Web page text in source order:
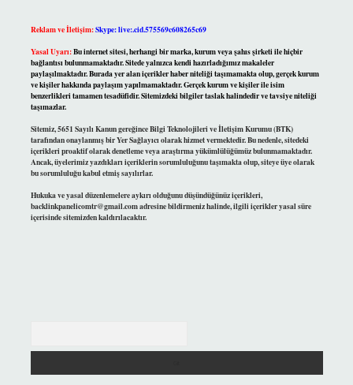
Reklam ve İletişim:Skype: live:.cid.575569c608265c69
Yasal Uyarı:Bu internet sitesi, herhangi bir marka, kurum veya şahıs şirketi ile hiçbir
bağlantısı bulunmamaktadır. Sitede yalnızca kendi hazırladığımız makaleler
paylaşılmaktadır. Burada yer alan içerikler haber niteliği taşımamakta olup, gerçek kurum
ve kişiler hakkında paylaşım yapılmamaktadır. Gerçek kurum ve kişiler ile isim
benzerlikleri tamamen tesadüfidir. Sitemizdeki bilgiler taslak halindedir ve tavsiye niteliği
taşımazlar.
Sitemiz, 5651 Sayılı Kanun gereğince Bilgi Teknolojileri ve İletişim Kurumu (BTK)
tarafından onaylanmış bir Yer Sağlayıcı olarak hizmet vermektedir. Bu nedenle, sitedeki
içerikleri proaktif olarak denetleme veya araştırma yükümlülüğümüz bulunmamaktadır.
Ancak, üyelerimiz yazdıkları içeriklerin sorumluluğunu taşımakta olup, siteye üye olarak
bu sorumluluğu kabul etmiş sayılırlar.
Hukuka ve yasal düzenlemelere aykırı olduğunu düşündüğünüz içerikleri,
backlinkpanelicomtr@gmail.comadresine bildirmeniz halinde, ilgili içerikler yasal süre
içerisinde sitemizden kaldırılacaktır.